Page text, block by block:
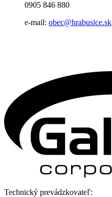
0905 846 880
e-mail: obec@hrabusice.sk
Technický prevádzkovateľ: